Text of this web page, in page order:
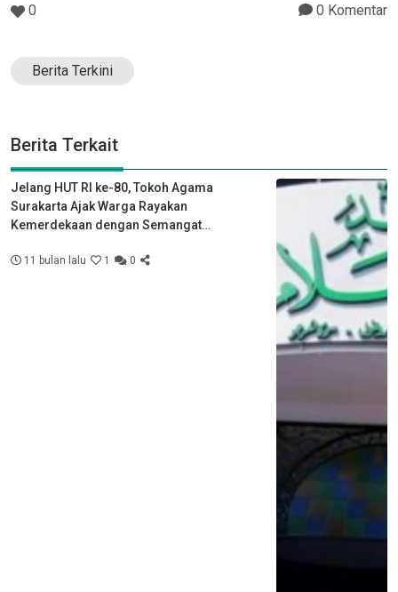
0 0 Komentar
Berita Terkini
Berita Terkait
Jelang HUT RI ke-80, Tokoh Agama
Surakarta Ajak Warga Rayakan
Kemerdekaan dengan Semangat
11 bulan lalu 1 0